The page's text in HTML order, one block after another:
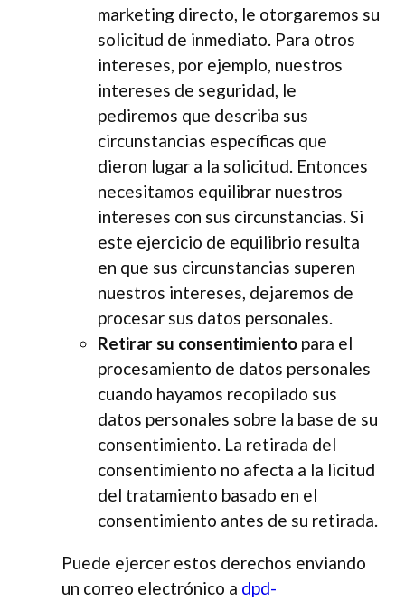
marketing directo, le otorgaremos su
solicitud de inmediato. Para otros
intereses, por ejemplo, nuestros
intereses de seguridad, le
pediremos que describa sus
circunstancias específicas que
dieron lugar a la solicitud. Entonces
necesitamos equilibrar nuestros
intereses con sus circunstancias. Si
este ejercicio de equilibrio resulta
en que sus circunstancias superen
nuestros intereses, dejaremos de
procesar sus datos personales.
Retirar su consentimiento para el
procesamiento de datos personales
cuando hayamos recopilado sus
datos personales sobre la base de su
consentimiento. La retirada del
consentimiento no afecta a la licitud
del tratamiento basado en el
consentimiento antes de su retirada.
Puede ejercer estos derechos enviando
un correo electrónico a dpd-